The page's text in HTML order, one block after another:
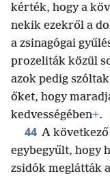
kérték, hogy a
nekik ezekről a
a zsinagógai
prozeliták közül
azok pedig
őket, hogy
kedvességében+.
44 A következő
egybegyűlt, hogy
zsidók meglátták